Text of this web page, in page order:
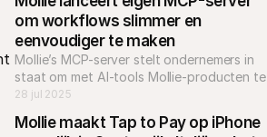
om workflows slimmer en
eenvoudiger te maken
Mollie’s MCP-server stelt ondernemers in
staat om met AI-tools Mollie-producten te
integreren, inzichten te verkrijgen en
28 jul 2025
Mollie maakt Tap to Pay op iPhone